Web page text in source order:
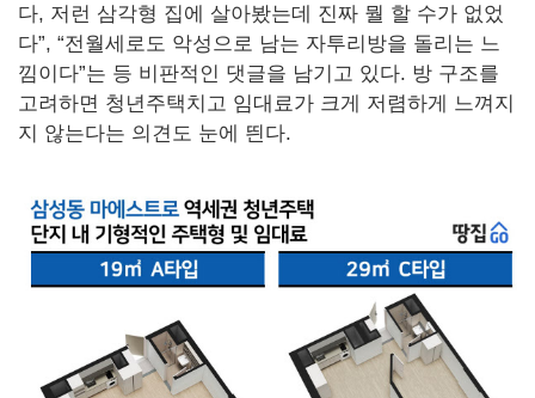
다, 저런 삼각형 집에 살아봤는데 진짜 뭘 할 수가 없었
다”, “전월세로도 악성으로 남는 자투리방을 돌리는 느
낌이다”는 등 비판적인 댓글을 남기고 있다. 방 구조를
고려하면 청년주택치고 임대료가 크게 저렴하게 느껴지
지 않는다는 의견도 눈에 띈다.